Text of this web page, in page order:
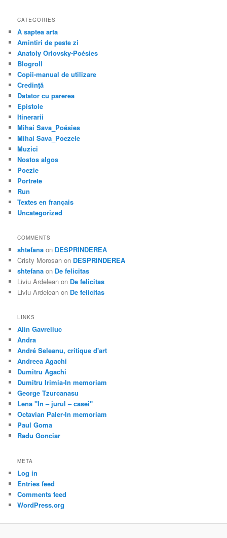
CATEGORIES
A saptea arta
Amintiri de peste zi
Anatoly Orlovsky-Poésies
Blogroll
Copii-manual de utilizare
Credinţă
Datator cu parerea
Epistole
Itinerarii
Mihai Sava_Poésies
Mihai Sava_Poezele
Muzici
Nostos algos
Poezie
Portrete
Run
Textes en français
Uncategorized
COMMENTS
shtefana on DESPRINDEREA
Cristy Morosan on DESPRINDEREA
shtefana on De felicitas
Liviu Ardelean on De felicitas
Liviu Ardelean on De felicitas
LINKS
Alin Gavreliuc
Andra
André Seleanu, critique d'art
Andreea Agachi
Dumitru Agachi
Dumitru Irimia-In memoriam
George Tzurcanasu
Lena "In – jurul – casei"
Octavian Paler-In memoriam
Paul Goma
Radu Gonciar
META
Log in
Entries feed
Comments feed
WordPress.org